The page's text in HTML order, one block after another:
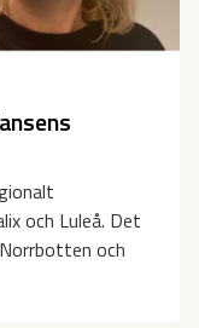
och Luleå. Det
och